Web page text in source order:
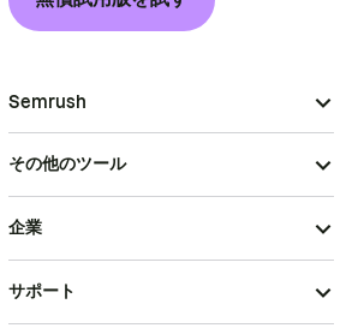
Semrush
その他のツール
企業
サポート